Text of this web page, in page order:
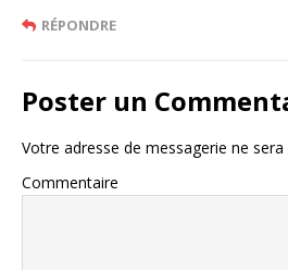
RÉPONDRE
Poster un
Votre adresse de messagerie ne sera
Commentaire